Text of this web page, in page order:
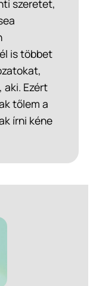
szeretet,
is többet
aki. Ezért
tőlem a
írni kéne